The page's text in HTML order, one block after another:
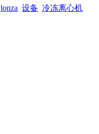
lonza 设备 冷冻离心机